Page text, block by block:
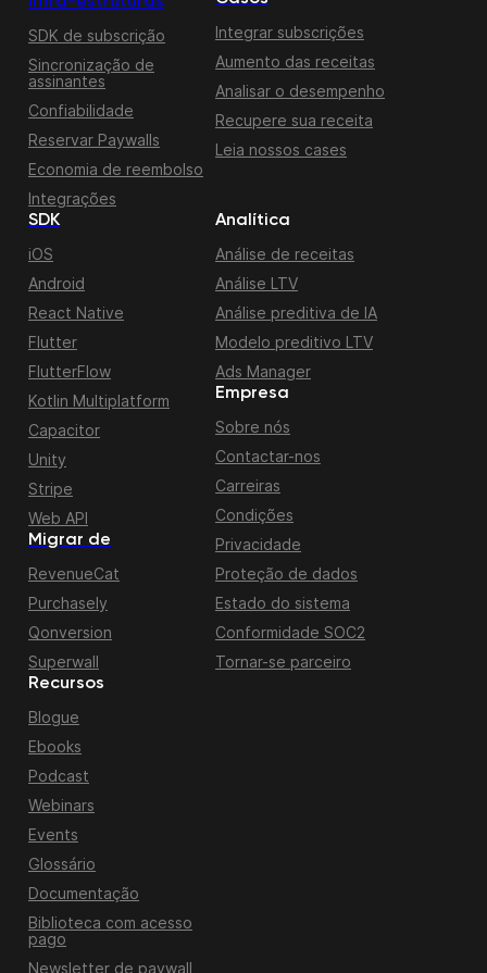
SDK de subscrição
Sincronização de
assinantes
Confiabilidade
Reservar Paywalls
Economia de reembolso
Integrações
Integrar subscrições
Aumento das receitas
Analisar o desempenho
Recupere sua receita
Leia nossos cases
Migrar de
RevenueCat
Purchasely
Qonversion
Superwall
SDK
iOS
Android
React Native
Flutter
FlutterFlow
Kotlin Multiplatform
Capacitor
Unity
Stripe
Web API
Recursos
Blogue
Ebooks
Podcast
Webinars
Events
Glossário
Documentação
Biblioteca com acesso
pago
Newsletter de paywall
Analítica
Análise de receitas
Análise LTV
Análise preditiva de IA
Modelo preditivo LTV
Ads Manager
Empresa
Sobre nós
Contactar-nos
Carreiras
Condições
Privacidade
Proteção de dados
Estado do sistema
Conformidade SOC2
Tornar-se parceiro